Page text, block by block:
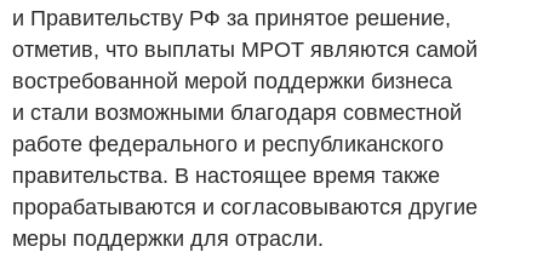
и Правительству РФ за принятое решение,
отметив, что выплаты МРОТ являются самой
востребованной мерой поддержки бизнеса
и стали возможными благодаря совместной
работе федерального и республиканского
правительства. В настоящее время также
прорабатываются и согласовываются другие
меры поддержки для отрасли.